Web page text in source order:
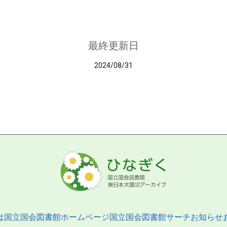
最終更新日
2024/08/31
国立国会図書館ホームページ国立国会図書館サーチお知らせ